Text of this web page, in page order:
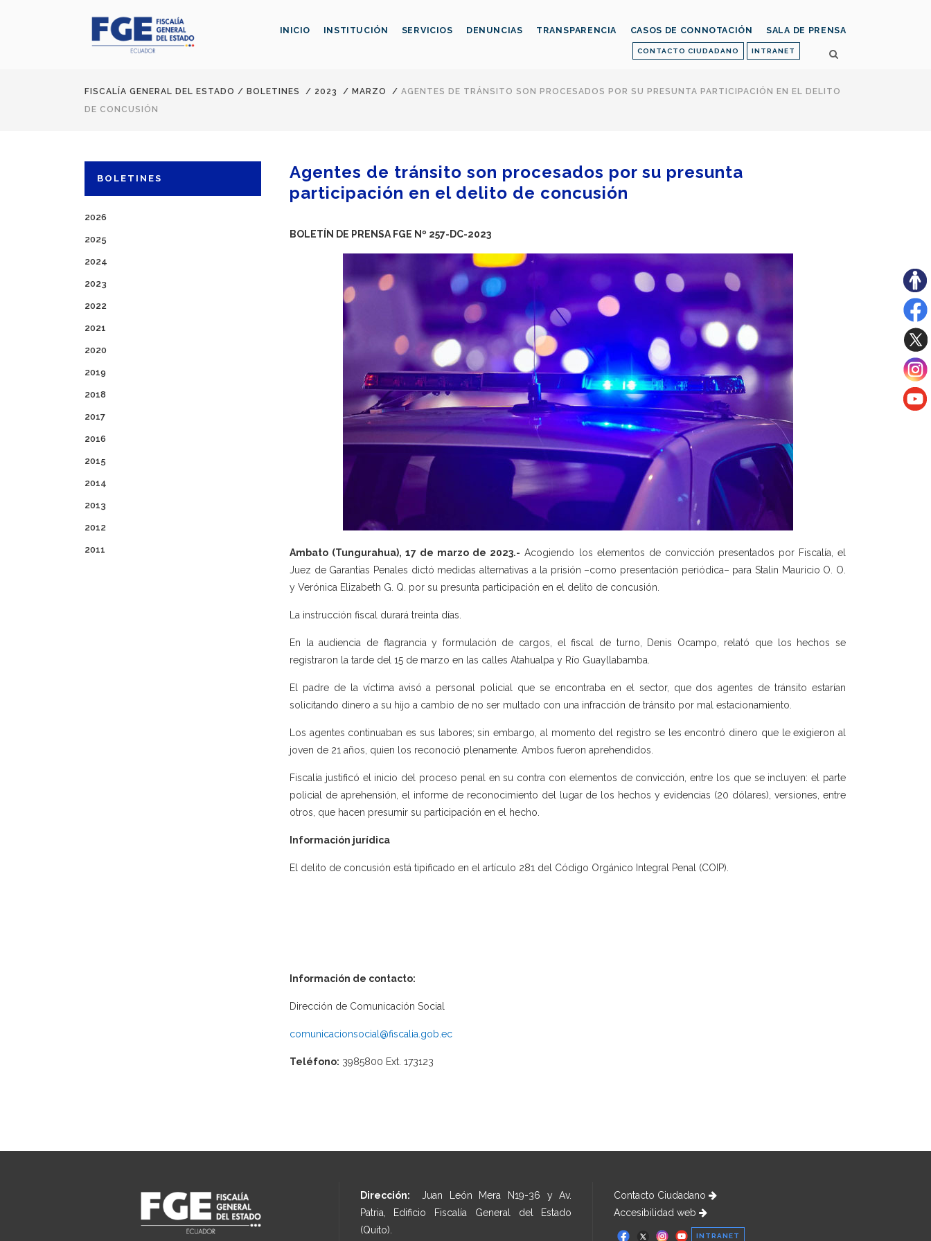
CONTACTO CIUDADANO INTRANET
INICIO INSTITUCIÓN SERVICIOS DENUNCIAS TRANSPARENCIA CASOS DE CONNOTACIÓN SALA DE PRENSA
FISCALÍA GENERAL DEL ESTADO / BOLETINES / 2023 / MARZO / AGENTES DE TRÁNSITO SON PROCESADOS POR SU PRESUNTA PARTICIPACIÓN EN EL DELITO
DE CONCUSIÓN
BOLETINES
2026
2025
2024
2023
2022
2021
2020
2019
2018
2017
2016
2015
2014
2013
2012
2011
Agentes de tránsito son procesados por su presunta
participación en el delito de concusión
BOLETÍN DE PRENSA FGE Nº 257-DC-2023
Ambato (Tungurahua), 17 de marzo de 2023.- Acogiendo los elementos de convicción presentados por Fiscalía, el
Juez de Garantías Penales dictó medidas alternativas a la prisión –como presentación periódica– para Stalin Mauricio O. O.
y Verónica Elizabeth G. Q. por su presunta participación en el delito de concusión.
La instrucción fiscal durará treinta días.
En la audiencia de flagrancia y formulación de cargos, el fiscal de turno, Denis Ocampo, relató que los hechos se
registraron la tarde del 15 de marzo en las calles Atahualpa y Río Guayllabamba.
El padre de la víctima avisó a personal policial que se encontraba en el sector, que dos agentes de tránsito estarían
solicitando dinero a su hijo a cambio de no ser multado con una infracción de tránsito por mal estacionamiento.
Los agentes continuaban es sus labores; sin embargo, al momento del registro se les encontró dinero que le exigieron al
joven de 21 años, quien los reconoció plenamente. Ambos fueron aprehendidos.
Fiscalía justificó el inicio del proceso penal en su contra con elementos de convicción, entre los que se incluyen: el parte
policial de aprehensión, el informe de reconocimiento del lugar de los hechos y evidencias (20 dólares), versiones, entre
otros, que hacen presumir su participación en el hecho.
Información jurídica
El delito de concusión está tipificado en el artículo 281 del Código Orgánico Integral Penal (COIP).
Información de contacto:
Dirección de Comunicación Social
comunicacionsocial@fiscalia.gob.ec
Teléfono: 3985800 Ext. 173123
Dirección: Juan León Mera N19-36 y Av.
Patria, Edificio Fiscalía General del Estado
(Quito).
Contacto Ciudadano
Accesibilidad web
INTRANET